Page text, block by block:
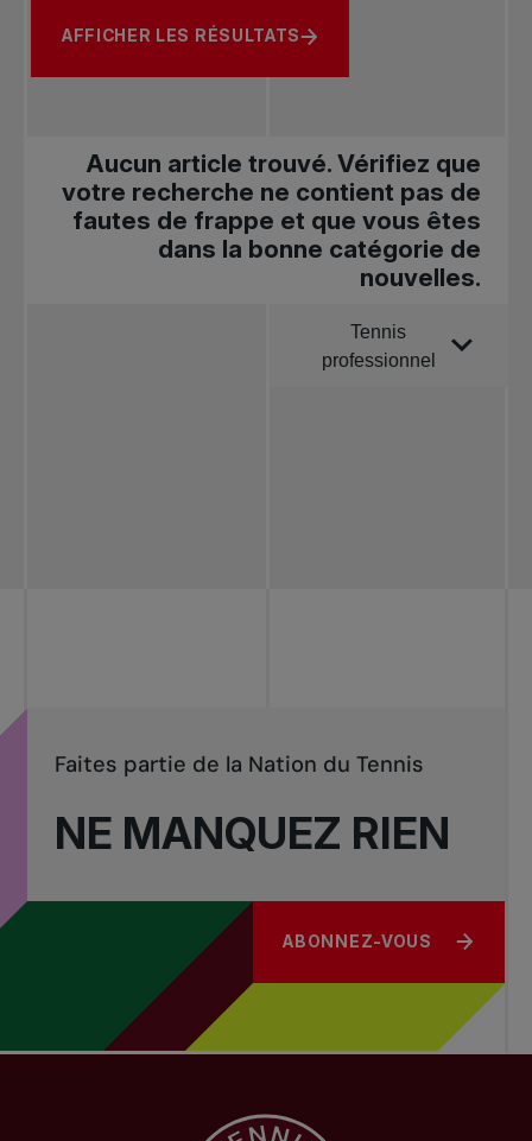
AFFICHER LES RÉSULTATS
Aucun article trouvé. Vérifiez que
votre recherche ne contient pas de
fautes de frappe et que vous êtes
dans la bonne catégorie de
nouvelles.
Tennis
professionnel
NE MANQUEZ RIEN
Faites partie de la Nation du Tennis
ABONNEZ-VOUS